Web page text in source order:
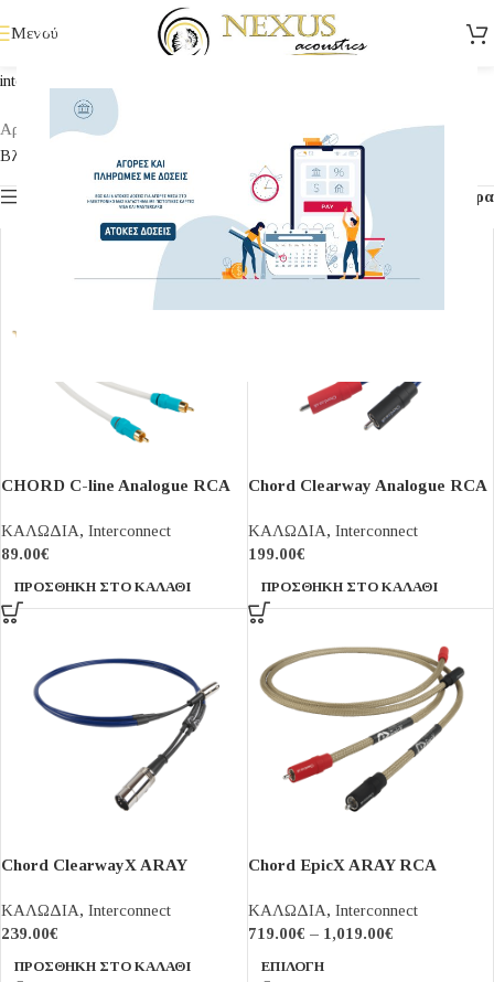
Μενού
interconnect
Αρχική σελίδα Shop
Βλέπετε 1–24 από 43 αποτελέσματα
Εμφάνιση πλευρικής γραμμής Φίλτρα
CHORD C-line Analogue RCA
ΚΑΛΩΔΙΑ, Interconnect
89.00€
ΠΡΟΣΘΉΚΗ ΣΤΟ ΚΑΛΆΘΙ
Chord Clearway Analogue RCA
ΚΑΛΩΔΙΑ, Interconnect
199.00€
ΠΡΟΣΘΉΚΗ ΣΤΟ ΚΑΛΆΘΙ
Chord ClearwayX ARAY
ΚΑΛΩΔΙΑ, Interconnect
239.00€
ΠΡΟΣΘΉΚΗ ΣΤΟ ΚΑΛΆΘΙ
Chord EpicX ARAY RCA
ΚΑΛΩΔΙΑ, Interconnect
719.00€ – 1,019.00€
ΕΠΙΛΟΓΉ